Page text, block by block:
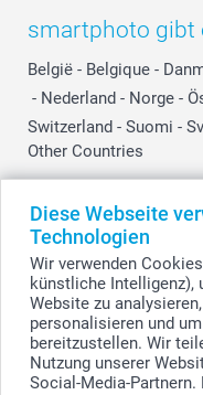
Diese Webseite
Technologien
Wir verwenden
künstliche Intelligenz),
Website zu
personalisieren und
bereitzustellen. Wir
Nutzung unserer
Social-Media-
smartphoto gibt
België - Belgique -
- Nederland - Norge -
Switzerland - Suomi -
Other Countries
© smartphoto
Alle Preise verstehen sich in